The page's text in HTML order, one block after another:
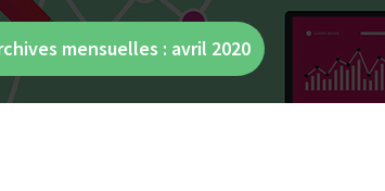
mensuelles : avril 2020